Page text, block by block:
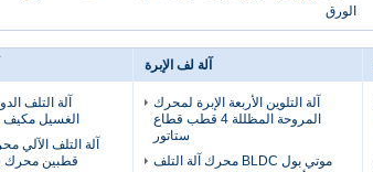
الورق
آلة لف الإبرة
آلة التلوين الأربعة الإبرة لمحرك
المروحة المظللة 4 قطب قطاع
ستاتور
موتي بول BLDC محرك آلة التلف
آلة التلف
الغسيل مكيف
آلة التلف الآلي
قطبين محرك